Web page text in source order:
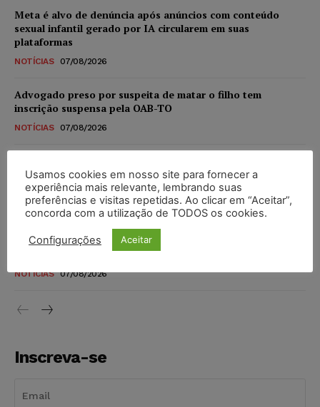
Meta é alvo de denúncia após anúncios com conteúdo
sexual infantil gerado por IA circularem em suas
plataformas
NOTÍCIAS 07/08/2026
Advogado preso por suspeita de matar o filho tem
inscrição suspensa pela OAB-TO
NOTÍCIAS 07/08/2026
novos para pessoas com deficiência e autistas de todos os
níveis
DIREITO TRIBUTÁRIO 07/08/2026
Justiça do Trabalho mantém justa causa de empregado que
vendia canetas emagrecedoras no local de trabalho
NOTÍCIAS 07/08/2026
Inscreva-se
Usamos cookies em nosso site para fornecer a
experiência mais relevante, lembrando suas
preferências e visitas repetidas. Ao clicar em “Aceitar”,
concorda com a utilização de TODOS os cookies.
Configurações Aceitar